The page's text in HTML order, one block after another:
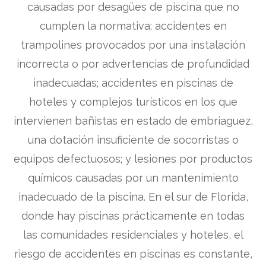
causadas por desagües de piscina que no
cumplen la normativa; accidentes en
trampolines provocados por una instalación
incorrecta o por advertencias de profundidad
inadecuadas; accidentes en piscinas de
hoteles y complejos turísticos en los que
intervienen bañistas en estado de embriaguez,
una dotación insuficiente de socorristas o
equipos defectuosos; y lesiones por productos
químicos causadas por un mantenimiento
inadecuado de la piscina. En el sur de Florida,
donde hay piscinas prácticamente en todas
las comunidades residenciales y hoteles, el
riesgo de accidentes en piscinas es constante,